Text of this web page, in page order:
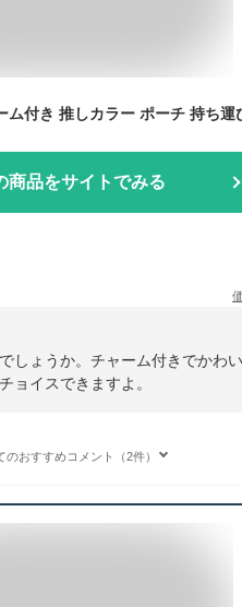
商品をサイトでみる
しょうか。チャーム付きでかわ
ョイスできますよ。
のおすすめコメント（2件）